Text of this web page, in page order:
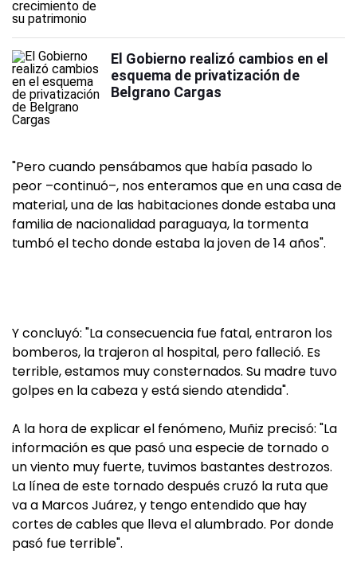
El Gobierno realizó cambios en el
esquema de privatización de
Belgrano Cargas
"Pero cuando pensábamos que había pasado lo
peor –continuó–, nos enteramos que en una casa de
material, una de las habitaciones donde estaba una
familia de nacionalidad paraguaya, la tormenta
tumbó el techo donde estaba la joven de 14 años".
Y concluyó: "La consecuencia fue fatal, entraron los
bomberos, la trajeron al hospital, pero falleció. Es
terrible, estamos muy consternados. Su madre tuvo
golpes en la cabeza y está siendo atendida".
A la hora de explicar el fenómeno, Muñiz precisó: "La
información es que pasó una especie de tornado o
un viento muy fuerte, tuvimos bastantes destrozos.
La línea de este tornado después cruzó la ruta que
va a Marcos Juárez, y tengo entendido que hay
cortes de cables que lleva el alumbrado. Por donde
pasó fue terrible".